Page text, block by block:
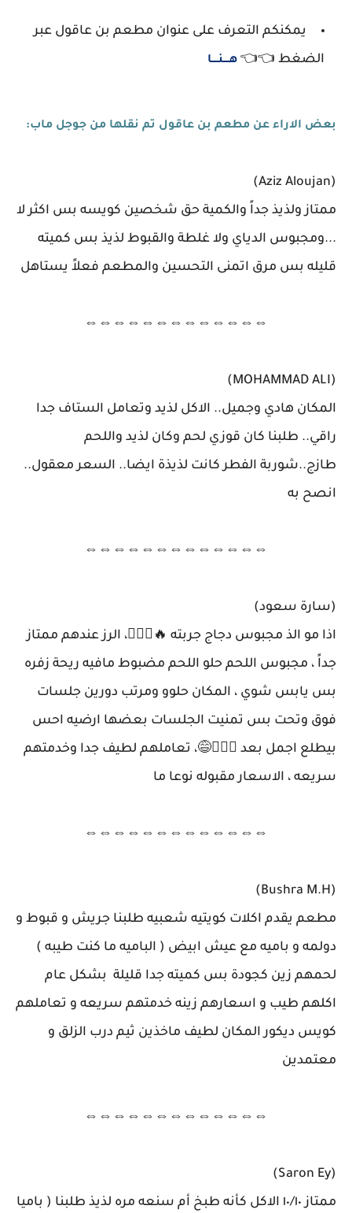
يمكنكم التعرف على عنوان مطعم بن عاقول عبر
الضغط 👈👈 هــــنــــا
بعض الاراء عن مطعم بن عاقول تم نقلها من جوجل ماب:
(Aziz Aloujan)
ممتاز ولذيذ جداً والكمية حق شخصين كويسه بس اكثر لا
...ومجبوس الدياي ولا غلطة والقبوط لذيذ بس كميته
قليله بس مرق اتمنى التحسين والمطعم فعلاً يستاهل
⇔⇔⇔⇔⇔⇔⇔⇔⇔⇔⇔⇔⇔
(MOHAMMAD ALI)
المكان هادي وجميل.. الاكل لذيد وتعامل الستاف جدا
راقي.. طلبنا كان قوزي لحم وكان لذيد واللحم
طازج..شوربة الفطر كانت لذيذة ايضا.. السعر معقول..
انصح به
⇔⇔⇔⇔⇔⇔⇔⇔⇔⇔⇔⇔⇔
(سارة سعود)
اذا مو الذ مجبوس دجاج جربته 🔥🤦🏻‍♀️، الرز عندهم ممتاز
جداً ، مجبوس اللحم حلو اللحم مضبوط مافيه ريحة زفره
بس يابس شوي ، المكان حلوو ومرتب دورين جلسات
فوق وتحت بس تمنيت الجلسات بعضها ارضيه احس
بيطلع اجمل بعد 🙆🏼‍♀️😅، تعاملهم لطيف جدا وخدمتهم
سريعه ، الاسعار مقبوله نوعا ما
⇔⇔⇔⇔⇔⇔⇔⇔⇔⇔⇔⇔⇔
(Bushra M.H)
مطعم يقدم اكلات كويتيه شعبيه طلبنا جريش و قبوط و
دولمه و باميه مع عيش ابيض ( الباميه ما كنت طيبه )
لحمهم زين كجودة بس كميته جدا قليلة بشكل عام
اكلهم طيب و اسعارهم زينه خدمتهم سريعه و تعاملهم
كويس ديكور المكان لطيف ماخذين ثيم درب الزلق و
معتمدين
⇔⇔⇔⇔⇔⇔⇔⇔⇔⇔⇔⇔⇔
(Saron Ey)
ممتاز ١٠/١٠ الاكل كأنه طبخ أم سنعه مره لذيذ طلبنا ( باميا